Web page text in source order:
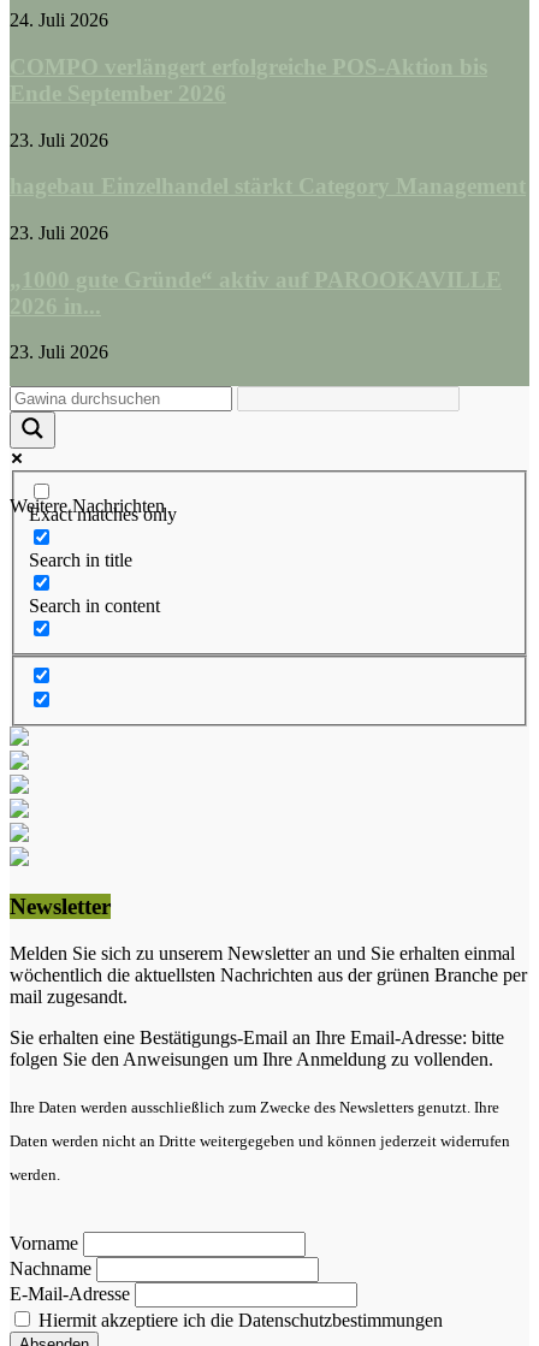
24. Juli 2026
23. Juli 2026
23. Juli 2026
23. Juli 2026
Weitere Nachrichten
Exact matches only
Search in title
Search in content
Newsletter
Melden Sie sich zu unserem Newsletter an und Sie erhalten einmal
wöchentlich die aktuellsten Nachrichten aus der grünen Branche per
mail zugesandt.
Sie erhalten eine Bestätigungs-Email an Ihre Email-Adresse: bitte
folgen Sie den Anweisungen um Ihre Anmeldung zu vollenden.
Ihre Daten werden ausschließlich zum Zwecke des Newsletters genutzt. Ihre
Daten werden nicht an Dritte weitergegeben und können jederzeit widerrufen
werden.
Vorname
Nachname
E-Mail-Adresse
Hiermit akzeptiere ich die Datenschutzbestimmungen